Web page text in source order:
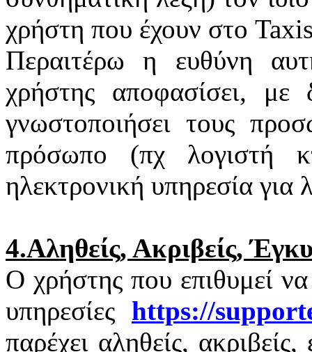
χρήστη που έχουν στο
Περαιτέρω η ευθύνη
χρήστης αποφασίσει, με
γνωστοποιήσει τους
πρόσωπο (πχ λογιστή
ηλεκτρονική υπηρεσία για
4.Αληθείς, Ακριβείς,
Ο χρήστης που επιθυμεί να
υπηρεσίες https://
παρέχει αληθείς,